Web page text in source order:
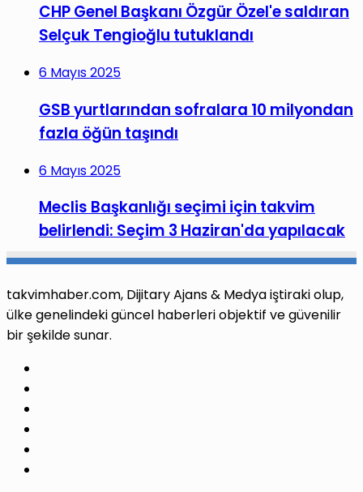
CHP Genel Başkanı Özgür Özel'e saldıran
Selçuk Tengioğlu tutuklandı
6 Mayıs 2025
GSB yurtlarından sofralara 10 milyondan
fazla öğün taşındı
6 Mayıs 2025
Meclis Başkanlığı seçimi için takvim
belirlendi: Seçim 3 Haziran'da yapılacak
takvimhaber.com, Dijitary Ajans & Medya iştiraki olup,
ülke genelindeki güncel haberleri objektif ve güvenilir
bir şekilde sunar.